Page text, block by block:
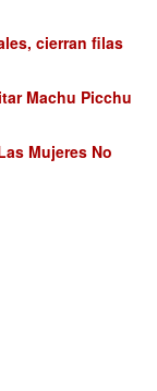
cierran filas
Machu Picchu
Mujeres No